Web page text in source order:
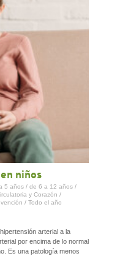
niños
5 años / de 6 a 12 años /
y Corazón /
/ Todo el año
arterial a la
por encima de lo normal
Es una patología menos